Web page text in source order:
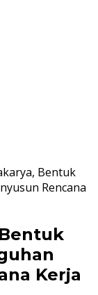
Bentuk
Rencana
Kerja